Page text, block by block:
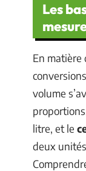
Les
En matière
volume
litre, et le
deux